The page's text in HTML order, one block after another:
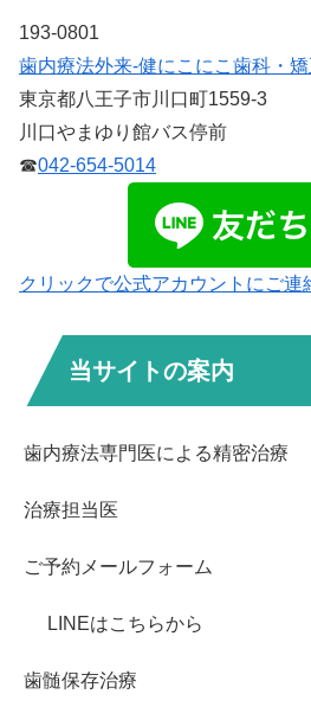
193-0801
歯内療法外来-健にこにこ歯科・
東京都八王子市川口町1559-3
川口やまゆり館バス停前
☎042-654-5014
クリックで公式アカウントにご連
当サイトの案内
歯内療法専門医による精密治療
治療担当医
ご予約メールフォーム
LINEはこちらから
歯髄保存治療